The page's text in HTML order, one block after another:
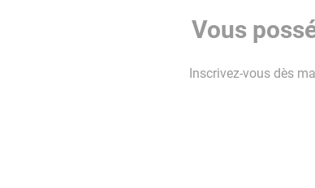
Vous
Inscrivez-vous dès